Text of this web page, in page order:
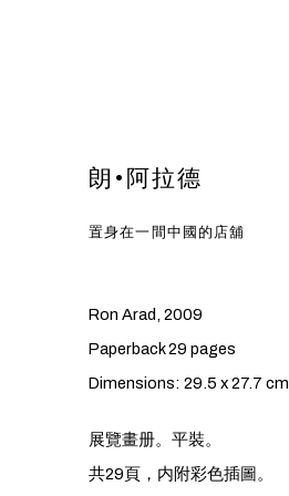
朗•阿拉德
置身在一間中國的店舖
Ron Arad, 2009
Paperback 29 pages
Dimensions: 29.5 x 27.7 cm
展覽畫册。平裝。
共29頁 ， 内附彩色插圖 。